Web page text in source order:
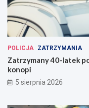
POLICJA ZATRZYMANIA
Zatrzymany 40-latek
konopi
5 sierpnia 2026